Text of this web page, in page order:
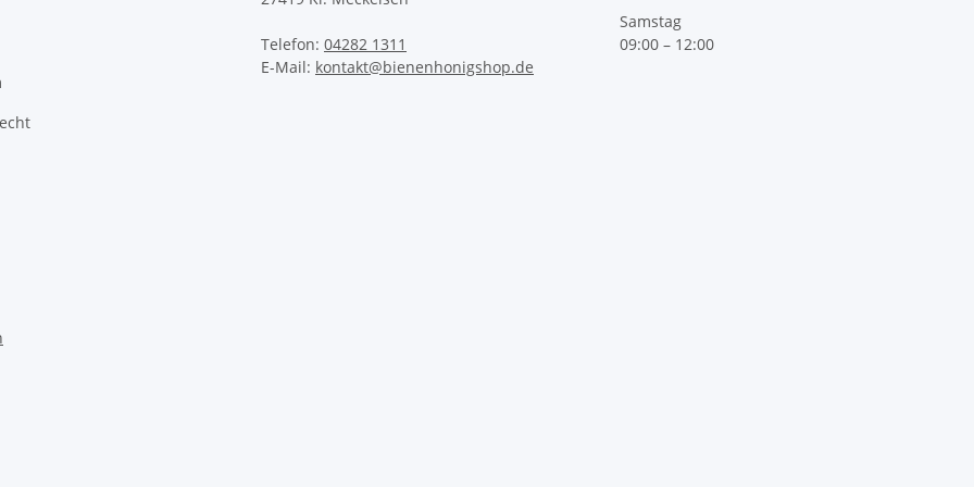
Telefon: 04282 1311
E-Mail: kontakt@bienenhonigshop.de
Samstag
09:00 – 12:00